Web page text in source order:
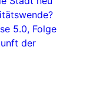
5.0, Folge
der